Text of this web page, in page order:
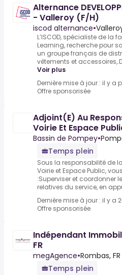
Alternance
- Valleroy (F/H)
iscod alternance•
L’ISCOD, spécialiste de la
Learning, recherche pour
un groupe français de
vêtements et
Voir plus
Dernière mise à jour : il y a
Offre sponsorisée
Adjoint(E) Au
Voirie Et Espace
Bassin de Pompey•
Temps plein
Sous la responsabilité de
Voirie et Espace Public,
:Superviser et coordonner
relatives du service, en
Dernière mise à jour : il y a
Offre sponsorisée
Indépendant
FR
megAgence•Rombas, FR
Temps plein